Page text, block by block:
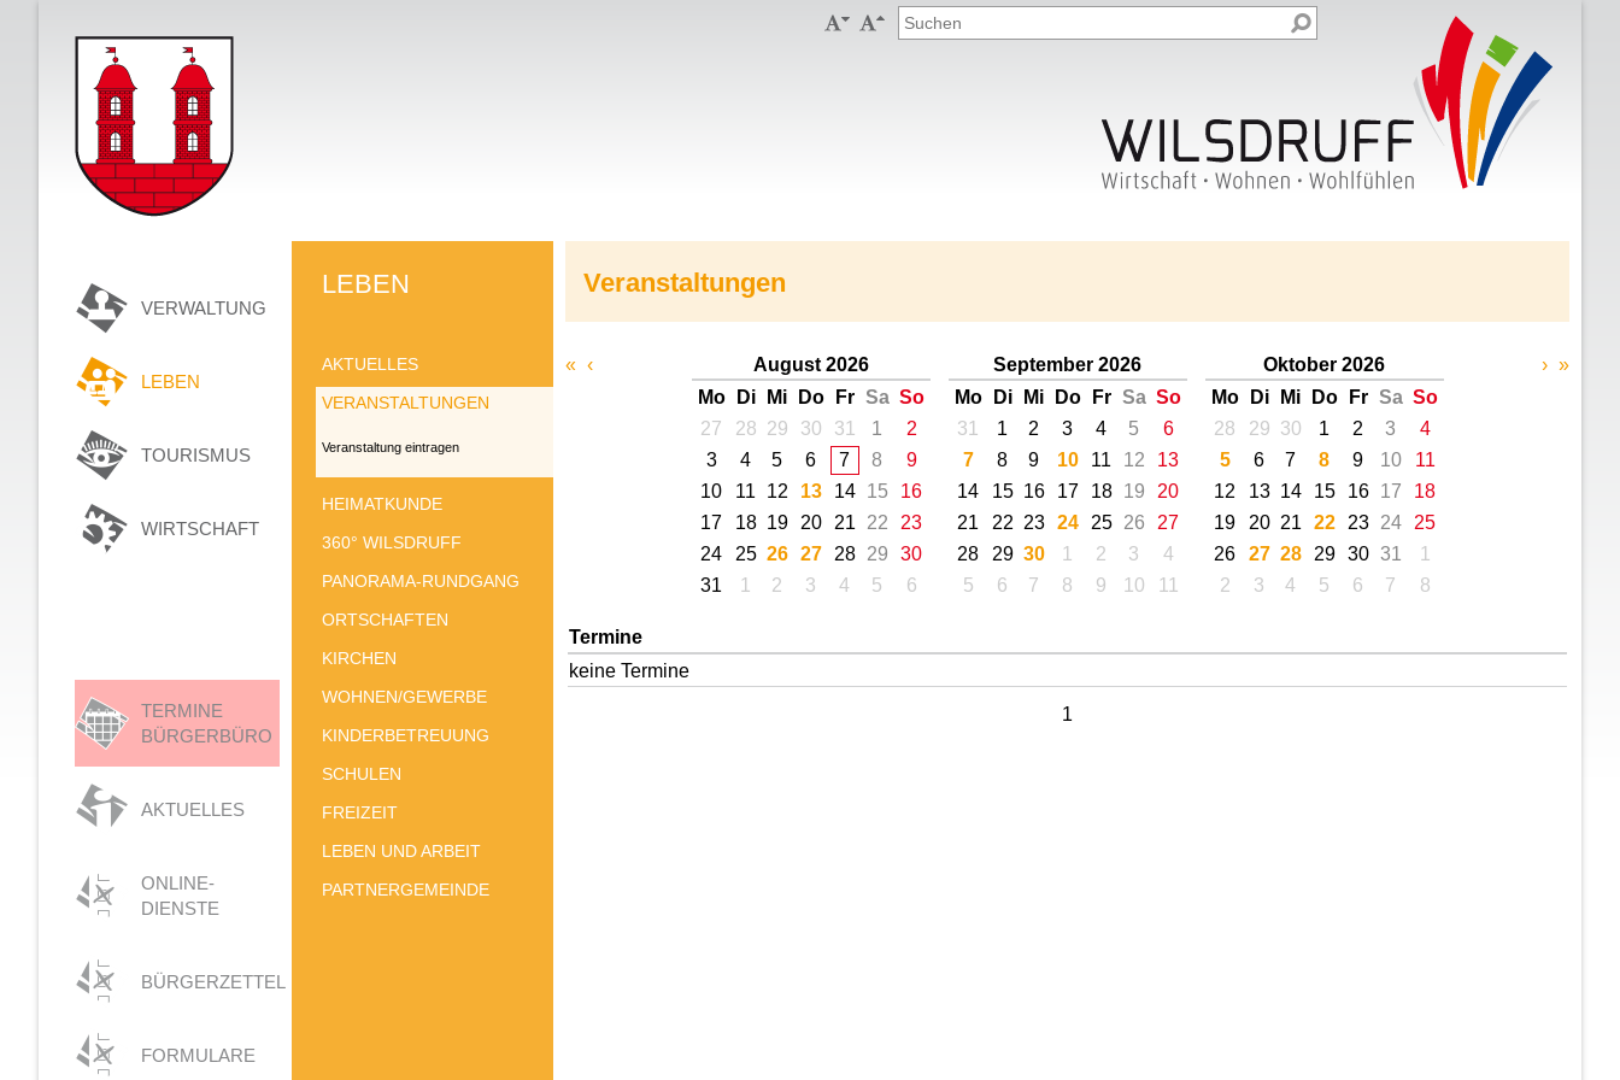
 
VERWALTUNG
LEBEN
TOURISMUS
WIRTSCHAFT
TERMINE
BÜRGERBÜRO
AKTUELLES
ONLINE-
DIENSTE
BÜRGERZETTEL
FORMULARE
LEBEN
AKTUELLES
VERANSTALTUNGEN
Veranstaltung eintragen
HEIMATKUNDE
360° WILSDRUFF
PANORAMA-RUNDGANG
ORTSCHAFTEN
KIRCHEN
WOHNEN/GEWERBE
KINDERBETREUUNG
SCHULEN
FREIZEIT
LEBEN UND ARBEIT
PARTNERGEMEINDE
Veranstaltungen
« ‹
August 2026
Mo
Di Mi Do Fr Sa So
27
28 29 30 31 1
2
3
4 5 6 7 8
9
10
11 12 13 14 15
16
17
18 19 20 21 22
23
24
25 26 27 28 29
30
31
1 2 3 4 5 6
September 2026
Mo
Di Mi Do Fr Sa So
31
1 2 3 4 5
6
7
8 9 10 11 12
13
14
15 16 17 18 19
20
21
22 23 24 25 26
27
28
29 30 1 2 3
4
5
6 7 8 9 10 11
Oktober 2026
Mo
Di Mi Do Fr Sa So
28
29 30 1 2 3
4
5
6 7 8 9 10
11
12
13 14 15 16 17
18
19
20 21 22 23 24
25
26
27 28 29 30 31
1
2
3 4 5 6 7 8
› »
Termine
keine Termine
1